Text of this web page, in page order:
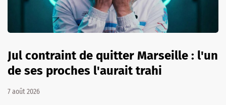
Jul contraint de quitter Marseille : l'un
de ses proches l'aurait trahi
7 août 2026